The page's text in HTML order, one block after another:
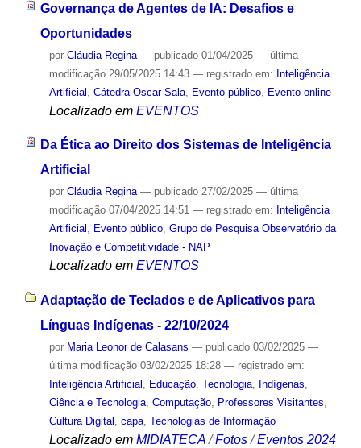
Governança de Agentes de IA: Desafios e
Oportunidades
por Cláudia Regina — publicado01/04/2025 — última
modificação29/05/2025 14:43 — registrado em: Inteligência
Artificial Cátedra Oscar Sala, Evento público, Evento online
Localizado em EVENTOS
Da Ética ao Direito dos Sistemas de Inteligência
Artificial
por Cláudia Regina — publicado27/02/2025 — última
modificação07/04/2025 14:51 — registrado em: Inteligência
Artificial , Evento público, Grupo de Pesquisa Observatório da
Inovação e Competitividade - NAP
Localizado em EVENTOS
Adaptação de Teclados e de Aplicativos para
Línguas Indígenas - 22/10/2024
por Maria Leonor de Calasans — publicado03/02/2025 —
última modificação03/02/2025 18:28 — registrado em:
Inteligência Artificial , Educação, Tecnologia, Indígenas,
Ciência e Tecnologia, Computação, Professores Visitantes,
Cultura Digital , capa, Tecnologias de Informação
Localizado em MIDIATECA /Fotos /Eventos 2024